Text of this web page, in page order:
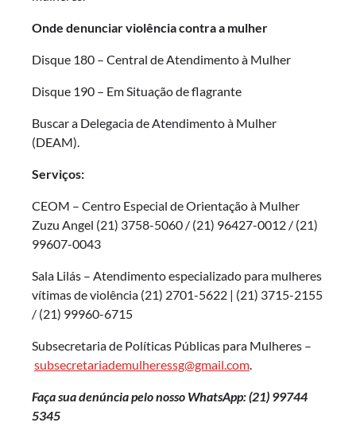
Onde denunciar violência contra a mulher
Disque 180 – Central de Atendimento à Mulher
Disque 190 – Em Situação de flagrante
Buscar a Delegacia de Atendimento à Mulher
(DEAM).
Serviços:
CEOM – Centro Especial de Orientação à Mulher
Zuzu Angel (21) 3758-5060 / (21) 96427-0012 / (21)
99607-0043
Sala Lilás – Atendimento especializado para mulheres
vítimas de violência (21) 2701-5622 | (21) 3715-2155
/ (21) 99960-6715
Subsecretaria de Políticas Públicas para Mulheres –
subsecretariademulheressg@gmail.com
Faça sua denúncia pelo nosso WhatsApp: (21) 99744
5345